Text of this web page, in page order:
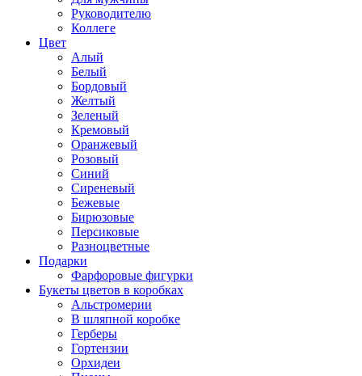
Руководителю
Коллеге
Цвет
Алый
Белый
Бордовый
Желтый
Зеленый
Кремовый
Оранжевый
Розовый
Синий
Сиреневый
Бежевые
Бирюзовые
Персиковые
Разноцветные
Подарки
Фарфоровые фигурки
Букеты цветов в коробках
Альстромерии
В шляпной коробке
Герберы
Гортензии
Орхидеи